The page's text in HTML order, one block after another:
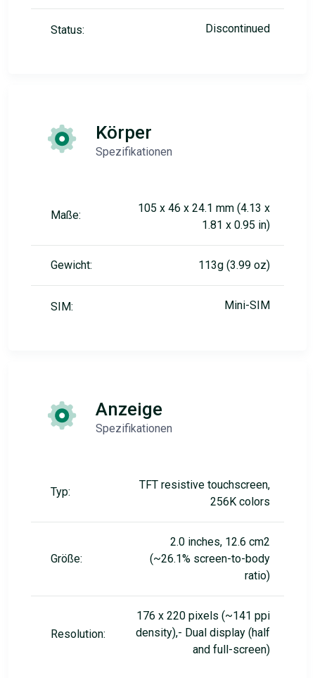
Status: Discontinued
Körper
Spezifikationen
Maße:
105 x 46 x 24.1 mm (4.13 x
1.81 x 0.95 in)
Gewicht: 113g (3.99 oz)
SIM: Mini-SIM
Anzeige
Spezifikationen
Typ:
TFT resistive touchscreen,
256K colors
Größe:
2.0 inches, 12.6 cm2
(~26.1% screen-to-body
ratio)
Resolution:
176 x 220 pixels (~141 ppi
density),- Dual display (half
and full-screen)